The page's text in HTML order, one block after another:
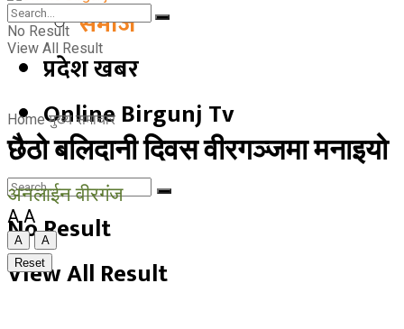
समाज
प्रदेश खबर
Online Birgunj Tv
No Result
View All Result
No Result
View All Result
Home मुख्य समाचार
छैठो बलिदानी दिवस वीरगञ्जमा मनाइयो
अनलाईन वीरगंज
A A
A
A
Reset